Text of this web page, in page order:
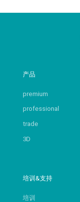
产品
premium
professional
trade
3D
培训&支持
培训